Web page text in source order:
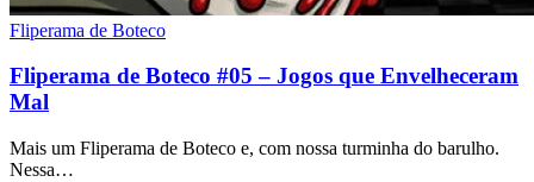
Fliperama de Boteco
Fliperama de Boteco #05 – Jogos que Envelheceram
Mal
Mais um Fliperama de Boteco e, com nossa turminha do barulho.
Nessa…